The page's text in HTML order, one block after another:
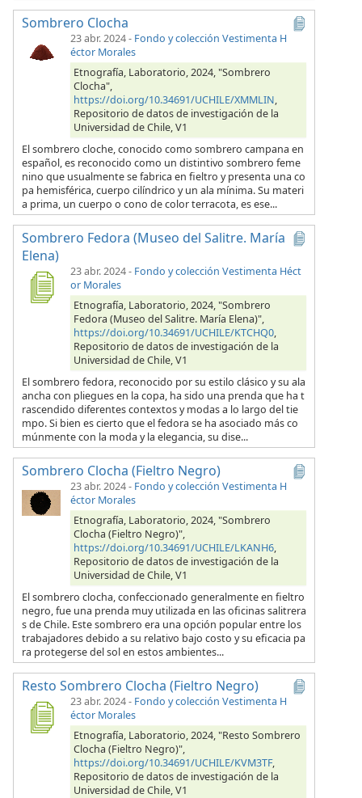
Sombrero Clocha
23 abr. 2024- Fondo y colección Vestimenta H
éctor Morales
Etnografía, Laboratorio, 2024, "Sombrero
Clocha",
https://doi.org/10.34691/UCHILE/XMMLIN,
Repositorio de datos de investigación de la
Universidad de Chile, V1
El sombrero cloche, conocido como sombrero campana en
español, es reconocido como un distintivo sombrero feme
nino que usualmente se fabrica en fieltro y presenta una co
pa hemisférica, cuerpo cilíndrico y un ala mínima. Su materi
a prima, un cuerpo o cono de color terracota, es ese...
Sombrero Fedora (Museo del Salitre. María
Elena)
23 abr. 2024- Fondo y colección Vestimenta Héct
or Morales
Etnografía, Laboratorio, 2024, "Sombrero
Fedora (Museo del Salitre. María Elena)",
https://doi.org/10.34691/UCHILE/KTCHQ0,
Repositorio de datos de investigación de la
Universidad de Chile, V1
El sombrero fedora, reconocido por su estilo clásico y su ala
ancha con pliegues en la copa, ha sido una prenda que ha t
rascendido diferentes contextos y modas a lo largo del tie
mpo. Si bien es cierto que el fedora se ha asociado más co
múnmente con la moda y la elegancia, su dise...
Sombrero Clocha (Fieltro Negro)
23 abr. 2024- Fondo y colección Vestimenta H
éctor Morales
Etnografía, Laboratorio, 2024, "Sombrero
Clocha (Fieltro Negro)",
https://doi.org/10.34691/UCHILE/LKANH6,
Repositorio de datos de investigación de la
Universidad de Chile, V1
El sombrero clocha, confeccionado generalmente en fieltro
negro, fue una prenda muy utilizada en las oficinas salitrera
s de Chile. Este sombrero era una opción popular entre los
trabajadores debido a su relativo bajo costo y su eficacia pa
ra protegerse del sol en estos ambientes...
Resto Sombrero Clocha (Fieltro Negro)
23 abr. 2024- Fondo y colección Vestimenta H
éctor Morales
Etnografía, Laboratorio, 2024, "Resto Sombrero
Clocha (Fieltro Negro)",
https://doi.org/10.34691/UCHILE/KVM3TF,
Repositorio de datos de investigación de la
Universidad de Chile, V1